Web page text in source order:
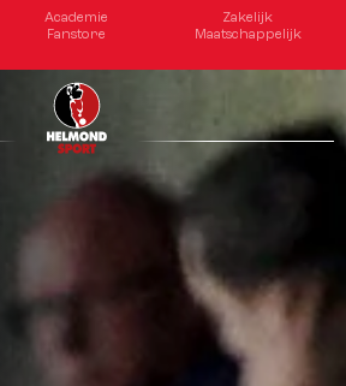
Academie
Zakelijk
Fanstore
Maatschappelijk